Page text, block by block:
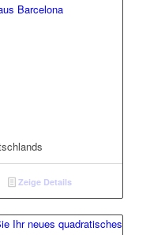
Barcelona
Zeige Details